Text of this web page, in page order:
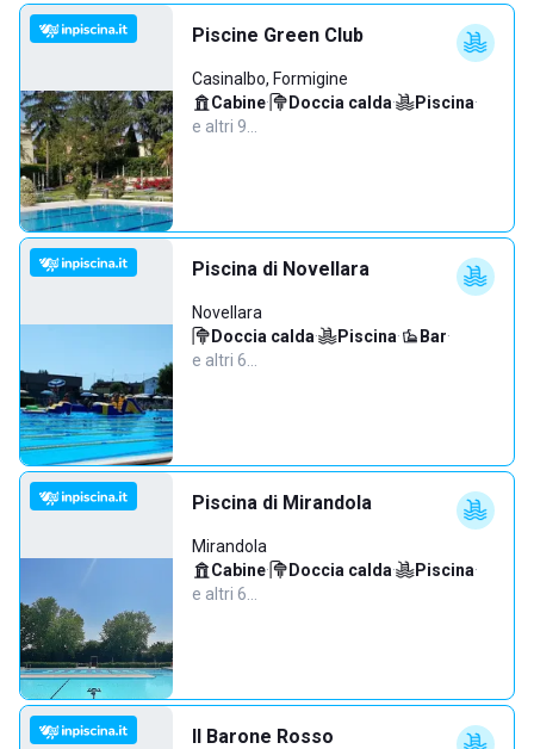
Piscine Green Club
Casinalbo, Formigine
Cabine· Doccia calda· Piscina·
e altri 9…
Piscina di Novellara
Novellara
Doccia calda· Piscina· Bar·
e altri 6…
Piscina di Mirandola
Mirandola
Cabine· Doccia calda· Piscina·
e altri 6…
Il Barone Rosso